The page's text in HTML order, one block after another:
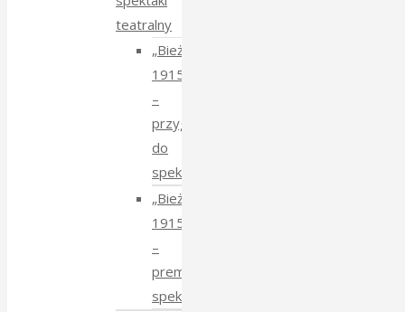
teatralny
„Bieżeństwo
1915”
–
przygotowania
do
spektaklu
„Bieżeństwo
1915”
–
premiera
spektaklu